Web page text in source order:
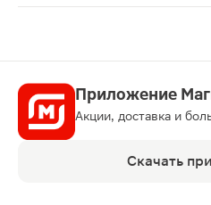
Приложение
Акции, доставка и
Скачать